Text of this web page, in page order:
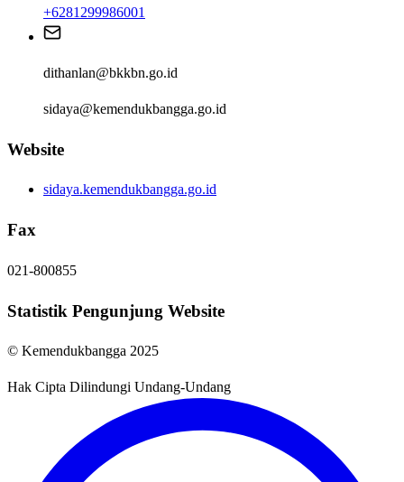
+6281299986001
dithanlan@bkkbn.go.id
sidaya@kemendukbangga.go.id
Website
sidaya.kemendukbangga.go.id
Fax
021-800855
Statistik Pengunjung Website
© Kemendukbangga 2025
Hak Cipta Dilindungi Undang-Undang